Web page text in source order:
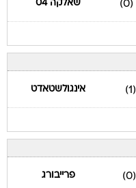
(0) שאלקה 04
(1) אינגולשטאדט
(0) פרייבורג